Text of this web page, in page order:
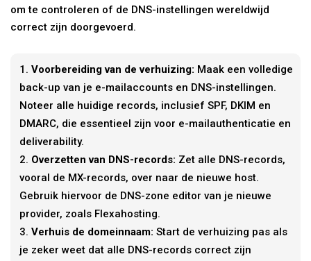
om te controleren of de DNS-instellingen wereldwijd
correct zijn doorgevoerd.
Voorbereiding van de verhuizing: Maak een volledige
back-up van je e-mailaccounts en DNS-instellingen.
Noteer alle huidige records, inclusief SPF, DKIM en
DMARC, die essentieel zijn voor e-mailauthenticatie en
deliverability.
Overzetten van DNS-records: Zet alle DNS-records,
vooral de MX-records, over naar de nieuwe host.
Gebruik hiervoor de DNS-zone editor van je nieuwe
provider, zoals Flexahosting.
Verhuis de domeinnaam: Start de verhuizing pas als
je zeker weet dat alle DNS-records correct zijn